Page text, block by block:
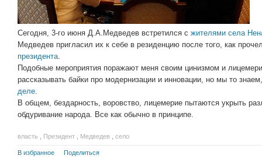
Сегодня, 3-го июня Д.А.Медведев встретился с жителями села
Медведев пригласил их к себе в резиденцию после того, как
президента.
Подобные мероприятия поражают меня своим цинизмом и
рассказывать байки про модернизации и инновации, но мы то
деле.
В общем, бездарность, воровство, лицемерие пытаются укрыть
обдуривание народа. Все как обычно в принципе.
власть Президент Медведев село
В избранное Поделиться